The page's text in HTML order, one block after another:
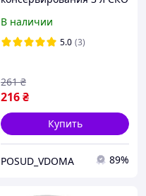
В наличии
5.0 (3)
216₴
261 ₴
Купить
POSUD_VDOMA 89%